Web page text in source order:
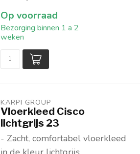
Op voorraad
Bezorging binnen 1 a 2
weken
KARPI GROUP
Vloerkleed Cisco
lichtgrijs 23
- Zacht, comfortabel vloerkleed